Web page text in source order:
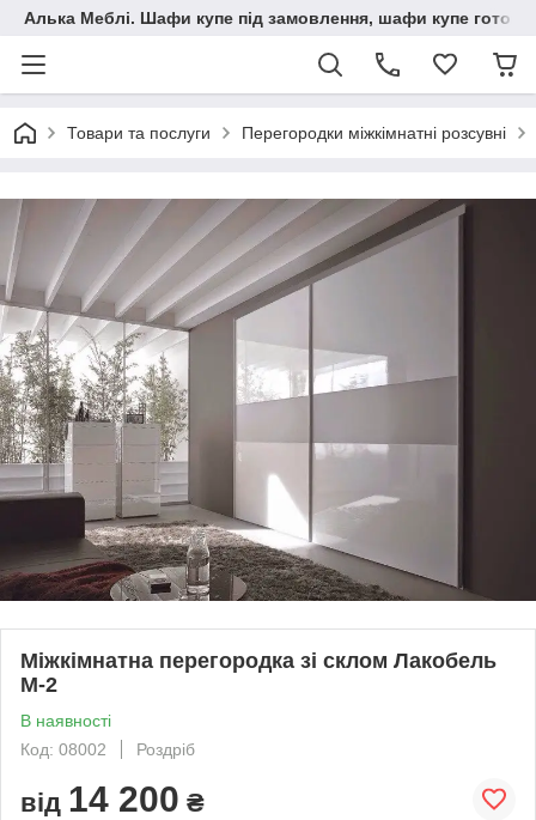
Алька Меблі. Шафи купе під замовлення, шафи купе готові,
Товари та послуги Перегородки міжкімнатні розсувні
Міжкімнатна перегородка зі склом Лакобель
М-2
В наявності
Код: 08002
Роздріб
від 14 200 ₴